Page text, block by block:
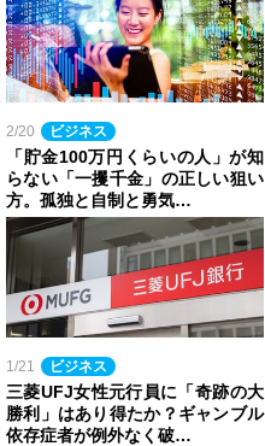
2/20 ビジネス
「貯金100万円くらいの人」が知
らない「一攫千金」の正しい狙い
方。孤独と自制と勇気…
1/21 ビジネス
三菱UFJ女性元行員に「奇跡の大
勝利」はあり得たか？ギャンブル
依存症者が例外なく破…